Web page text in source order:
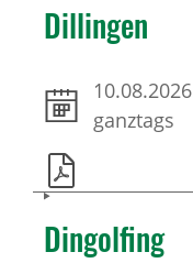
Dillingen
10.08.2026
ganztags
Dingolfing